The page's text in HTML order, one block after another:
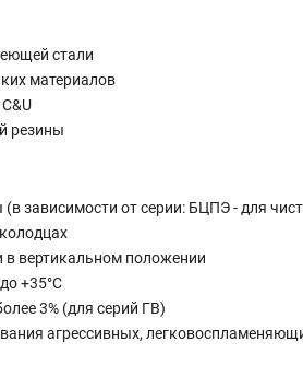
стали
материалов
резины
(в зависимости от серии: БЦПЭ - для
в вертикальном положении
+35°C
3% (для серий ГВ)
агрессивных,